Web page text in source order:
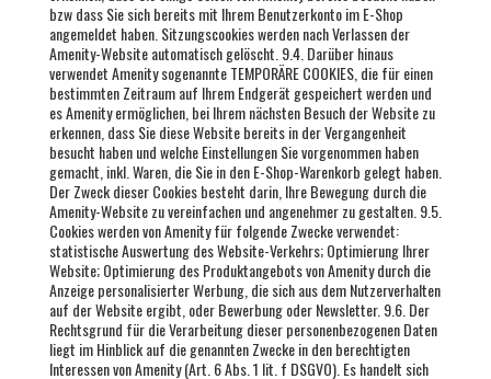
bzw dass Sie sich bereits mit Ihrem Benutzerkonto im E-Shop
angemeldet haben. Sitzungscookies werden nach Verlassen der
Amenity-Website automatisch gelöscht. 9.4. Darüber hinaus
verwendet Amenity sogenannte TEMPORÄRE COOKIES, die für einen
bestimmten Zeitraum auf Ihrem Endgerät gespeichert werden und
es Amenity ermöglichen, bei Ihrem nächsten Besuch der Website zu
erkennen, dass Sie diese Website bereits in der Vergangenheit
besucht haben und welche Einstellungen Sie vorgenommen haben
gemacht, inkl. Waren, die Sie in den E-Shop-Warenkorb gelegt haben.
Der Zweck dieser Cookies besteht darin, Ihre Bewegung durch die
Amenity-Website zu vereinfachen und angenehmer zu gestalten. 9.5.
Cookies werden von Amenity für folgende Zwecke verwendet:
statistische Auswertung des Website-Verkehrs; Optimierung Ihrer
Website; Optimierung des Produktangebots von Amenity durch die
Anzeige personalisierter Werbung, die sich aus dem Nutzerverhalten
auf der Website ergibt, oder Bewerbung oder Newsletter. 9.6. Der
Rechtsgrund für die Verarbeitung dieser personenbezogenen Daten
liegt im Hinblick auf die genannten Zwecke in den berechtigten
Interessen von Amenity (Art. 6 Abs. 1 lit. f DSGVO). Es handelt sich